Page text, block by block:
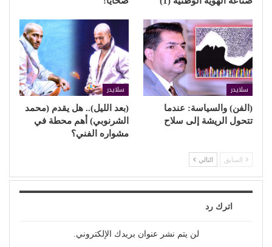
سلايدر
(الفن) والسياسة: عندما
تتحول الريشة إلى سلاح
سلايدر
(بعد الليل).. هل يقدم (محمد
الشرنوبي) أهم محطة في
مشواره الفني؟
السابق التالي
اترك رد
لن يتم نشر عنوان بريدك الإلكتروني.